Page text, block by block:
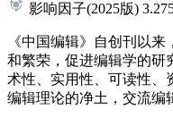
影响因子(2025版)
《中国编辑》自创刊以
和繁荣，促进编辑学的研
术性、实用性、可读性、
编辑理论的净土，交流编